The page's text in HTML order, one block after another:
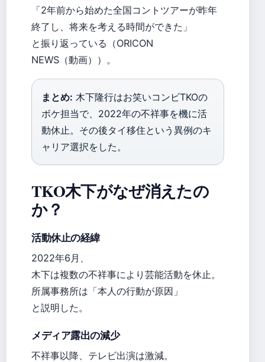
「2年前から始めた全国コントツアーが昨年
終了し、将来を考える時間ができた」
と振り返っている（ORICON
NEWS（動画））。
まとめ: 木下隆行はお笑いコンビTKOの
ボケ担当で、2022年の不祥事を機に活
動休止。その後タイ移住という異例のキ
ャリア選択をした。
TKO木下がなぜ消えたの
か？
活動休止の経緯
2022年6月、
木下は複数の不祥事により芸能活動を休止。
所属事務所は「本人の行動が原因」
と説明した。
メディア露出の減少
不祥事以降、テレビ出演は激減。